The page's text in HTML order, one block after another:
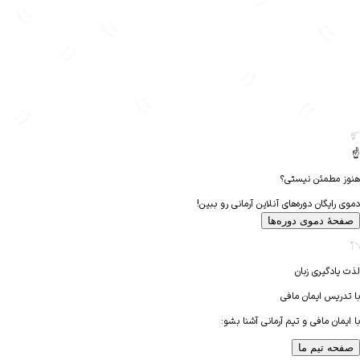
مطمئن نیستی؟
رایگان دوره‌های آنلاین آرمانی رو ببین!
دموی دوره‌ها
زبان
ایمان مافی
مافی و تیم آرمانی آشنا بشو:
تیم ما